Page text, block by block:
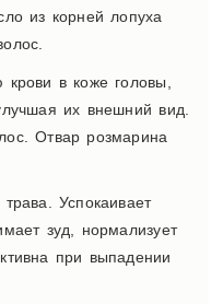
из корней лопуха
крови в коже головы,
их внешний вид.
Отвар розмарина
Успокаивает
зуд, нормализует
при выпадении